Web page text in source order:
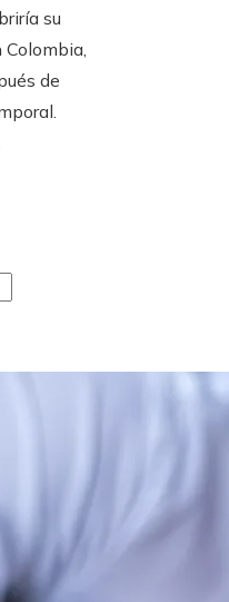
su
de